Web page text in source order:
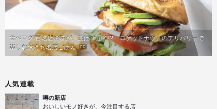
食べログ 百名店の味が、並ばず届く!?「ロケットナウ」のデリバリーで
楽しむおうち名店ごはん PR
人気連載
噂の新店
おいしいモノ好きが、今注目する店